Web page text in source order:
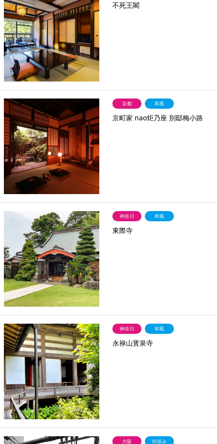
不死王閣
京都 和風
京町家 nao炬乃座 別邸梅小路
神奈川 和風
東際寺
神奈川 和風
永禄山寳泉寺
大阪 街並み